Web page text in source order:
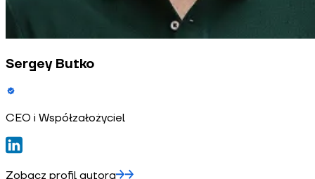
Sergey Butko
CEO i Współzałożyciel
Zobacz profil autora